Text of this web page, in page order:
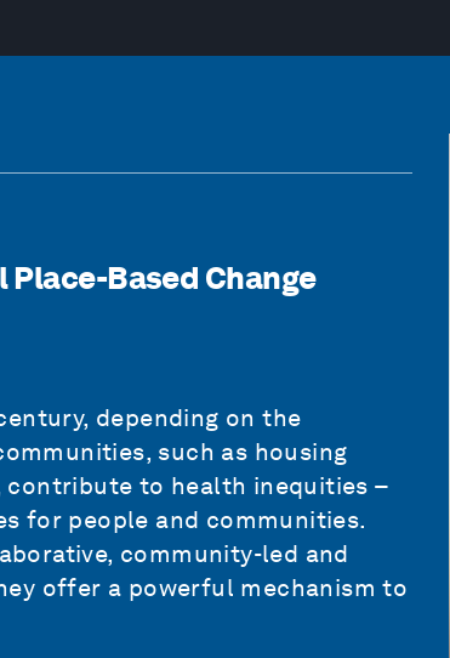
Based Change
depending on the
such as housing
contribute to health inequities –
for people and communities.
community-led and
offer a powerful mechanism to